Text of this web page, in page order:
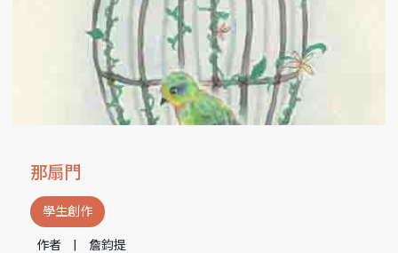
那扇門
學生創作
作者
詹鈞提